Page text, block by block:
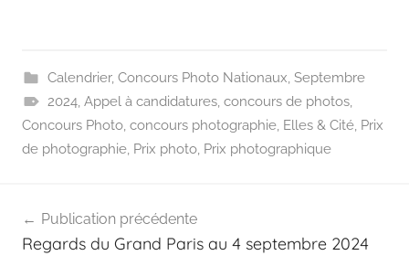
Calendrier, Concours Photo Nationaux, Septembre
2024, Appel à candidatures, concours de photos,
Concours Photo, concours photographie, Elles & Cité, Prix
de photographie, Prix photo, Prix photographique
de
Publication précédente
Regards du Grand Paris au 4 septembre 2024